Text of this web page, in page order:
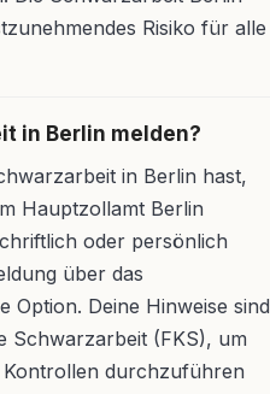
Risiko für alle
in Berlin melden?
in Berlin hast,
Hauptzollamt Berlin
oder persönlich
über das
Option. Deine Hinweise sind
Schwarzarbeit (FKS), um
durchzuführen